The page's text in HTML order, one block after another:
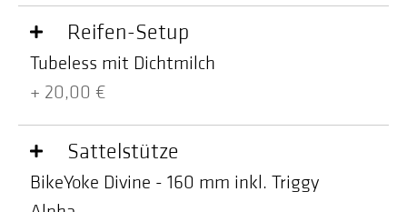
Reifen-Setup
Tubeless mit Dichtmilch
+ 20,00 €
Sattelstütze
BikeYoke Divine - 160 mm inkl. Triggy